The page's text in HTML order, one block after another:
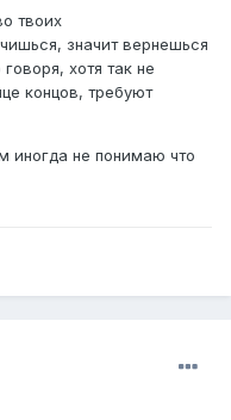
твоих
значит вернешься
хотя так не
концов, требуют
иногда не понимаю что